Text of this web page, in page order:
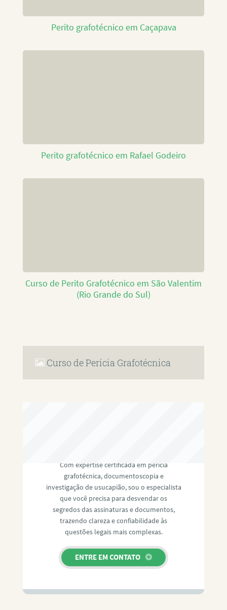
Perito grafotécnico em Caçapava
Perito grafotécnico em Rafael Godeiro
Curso de Perito Grafotécnico em São Valentim
(Rio Grande do Sul)
Curso de Perícia Grafotécnica
Com expertise certificada em perícia
grafotécnica, documentoscopia e
investigação de usucapião, sou o especialista
que você precisa para desvendar os
segredos das assinaturas e documentos,
trazendo clareza e confiabilidade às
questões legais mais complexas.
ENTRE EM CONTATO